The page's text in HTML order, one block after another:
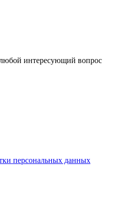
интересующий вопрос
персональных данных